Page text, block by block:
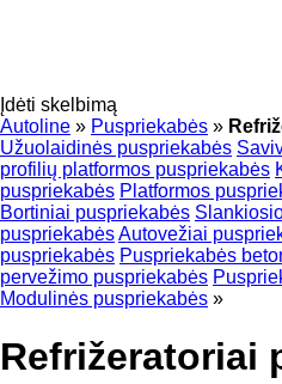
Įdėti skelbimą
Autoline » Puspriekabės »
Užuolaidinės puspriekabės
profilių platformos puspriekabės
puspriekabės Platformos
Bortiniai puspriekabės
puspriekabėsAutovežiai
puspriekabės Puspriekabės
pervežimo puspriekabės
Modulinės puspriekabės »
Refrižeratoriai